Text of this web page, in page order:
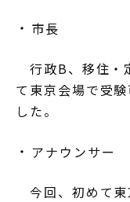
市長
行政B、移住・
て東京会場で受
した。
アナウンサー
今回、初めて東